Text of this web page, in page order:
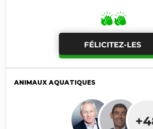
FÉLICITEZ-LES
ANIMAUX AQUATIQUES